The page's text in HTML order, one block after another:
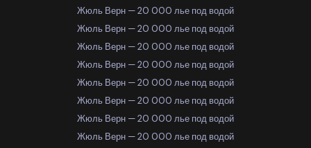
Жюль Верн — 20 000 лье под водой
Жюль Верн — 20 000 лье под водой
Жюль Верн — 20 000 лье под водой
Жюль Верн — 20 000 лье под водой
Жюль Верн — 20 000 лье под водой
Жюль Верн — 20 000 лье под водой
Жюль Верн — 20 000 лье под водой
Жюль Верн — 20 000 лье под водой